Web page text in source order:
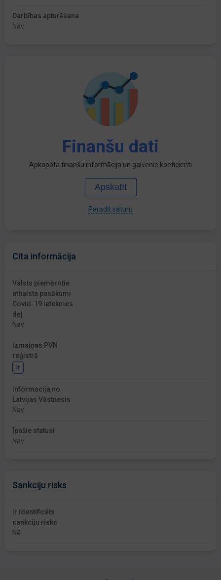
Darbības apturēšana
Nav
Finanšu dati
Apkopota finanšu informācija un galvenie koeficienti
Apskatīt
Parādīt saturu
Cita informācija
Valsts piemērotie
atbalsta pasākumi
Covid-19 ietekmes
dēļ
Nav
Izmaiņas PVN
reģistrā
Ir
Informācija no
Latvijas Vēstnesis
Nav
Īpašie statusi
Nav
Sankciju risks
Ir identificēts
sankciju risks
Nē